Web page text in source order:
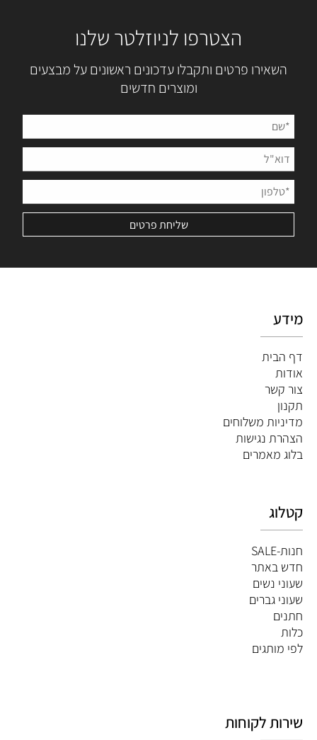
הצטרפו לניוזלטר שלנו
השאירו פרטים ותקבלו עדכונים ראשונים על מבצעים
ומוצרים חדשים
מידע
דף הבית
אודות
צור קשר
תקנון
מדיניות משלוחים
הצהרת נגישות
בלוג מאמרים
קטלוג
חנות-SALE
חדש באתר
שעוני נשים
שעוני גברים
חתנים
כלות
לפי מותגים
שירות לקוחות